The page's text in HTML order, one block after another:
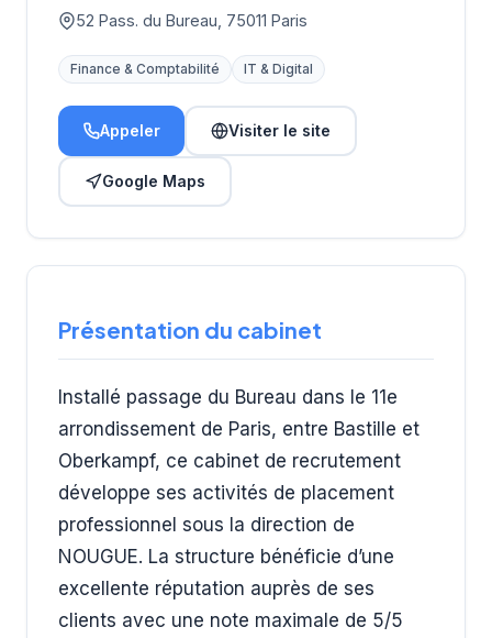
52 Pass. du Bureau, 75011 Paris
Finance & Comptabilité IT & Digital
Appeler Visiter le site
Google Maps
Présentation du cabinet
Installé passage du Bureau dans le 11e
arrondissement de Paris, entre Bastille et
Oberkampf, ce cabinet de recrutement
développe ses activités de placement
professionnel sous la direction de
NOUGUE. La structure bénéficie d’une
excellente réputation auprès de ses
clients avec une note maximale de 5/5